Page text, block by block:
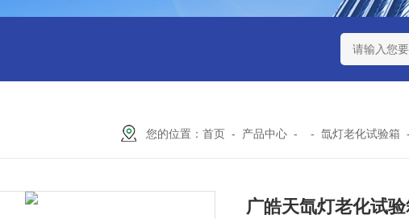
SH-160广皓天新国标温湿
您的位置：首页 - 产品中心 - -氙灯老化试验箱
广皓天氙灯老化试